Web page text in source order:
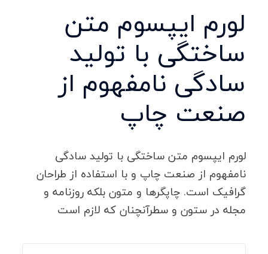
لورم ایپسوم متن
ساختگی با تولید
سادگی نامفهوم از
صنعت چاپ
لورم ایپسوم متن ساختگی با تولید سادگی
نامفهوم از صنعت چاپ و با استفاده از طراحان
گرافیک است. چاپگرها و متون بلکه روزنامه و
مجله در ستون و سطرآنچنان که لازم است